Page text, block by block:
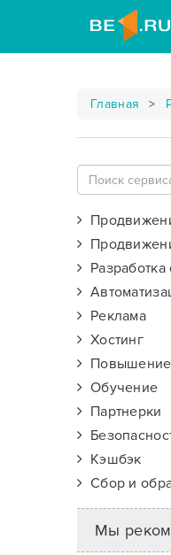
Главная
Разработка
Реклама
Хостинг
Обучение
Партнерки
Кэшбэк
Сбор и
Мы